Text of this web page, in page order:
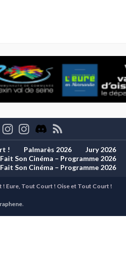
! Palmarès 2026
Jury 2026
Son Cinéma – Programme 2026
Son Cinéma – Programme 2026
Eure, Tout Court ! Oise et Tout Court !
.